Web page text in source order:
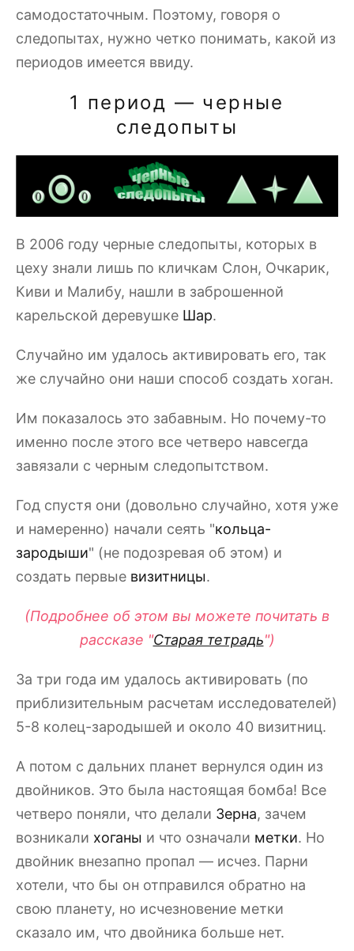
самодостаточным. Поэтому, говоря о
следопытах, нужно четко понимать, какой из
периодов имеется ввиду.
1 период — черные
следопыты
В 2006 году черные следопыты, которых в
цеху знали лишь по кличкам Слон, Очкарик,
Киви и Малибу, нашли в заброшенной
карельской деревушке Шар.
Случайно им удалось активировать его, так
же случайно они наши способ создать хоган.
Им показалось это забавным. Но почему-то
именно после этого все четверо навсегда
завязали с черным следопытством.
Год спустя они (довольно случайно, хотя уже
и намеренно) начали сеять "кольца-
зародыши" (не подозревая об этом) и
создать первые визитницы.
(Подробнее об этом вы можете почитать в
рассказе "Старая тетрадь")
За три года им удалось активировать (по
приблизительным расчетам исследователей)
5-8 колец-зародышей и около 40 визитниц.
А потом с дальних планет вернулся один из
двойников. Это была настоящая бомба! Все
четверо поняли, что делали Зерна, зачем
возникали хоганы и что означали метки. Но
двойник внезапно пропал — исчез. Парни
хотели, что бы он отправился обратно на
свою планету, но исчезновение метки
сказало им, что двойника больше нет.